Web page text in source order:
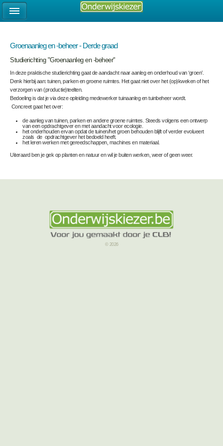
Groenaanleg en -beheer - Derde graad
Studierichting "Groenaanleg en -beheer"
In deze praktische studierichting gaat de aandacht naar aanleg en onderhoud van ‘groen’.
Denk hierbij aan: tuinen, parken en groene ruimtes. Het gaat niet over het (op)kweken of het
verzorgen van (productie)teelten.
Bedoeling is dat je via deze opleiding medewerker tuinaanleg en tuinbeheer wordt.
Concreet gaat het over:
de aanleg van tuinen, parken en andere groene ruimtes. Steeds volgens een ontwerp
van een opdrachtgever en met aandacht voor ecologie.
het onderhouden ervan opdat de tuinen/het groen behouden blijft of verder evolueert
zoals de opdrachtgever het bedoeld heeft.
het leren werken met gereedschappen, machines en materiaal.
Uiteraard ben je gek op planten en natuur en wil je buiten werken, weer of geen weer.
© 2026